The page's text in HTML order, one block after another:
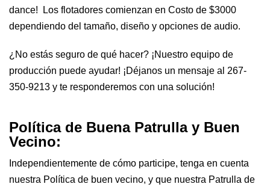
dance!
Los flotadores comienzan en Costo de $3000
dependiendo del tamaño, diseño y opciones de audio.
¿No estás seguro de qué hacer? ¡Nuestro equipo de
producción puede ayudar! ¡Déjanos un mensaje al 267-
350-9213 y te responderemos con una solución!
Política de Buena Patrulla y Buen
Vecino:
Independientemente de cómo participe, tenga en cuenta
nuestra Política de buen vecino, y que nuestra Patrulla de